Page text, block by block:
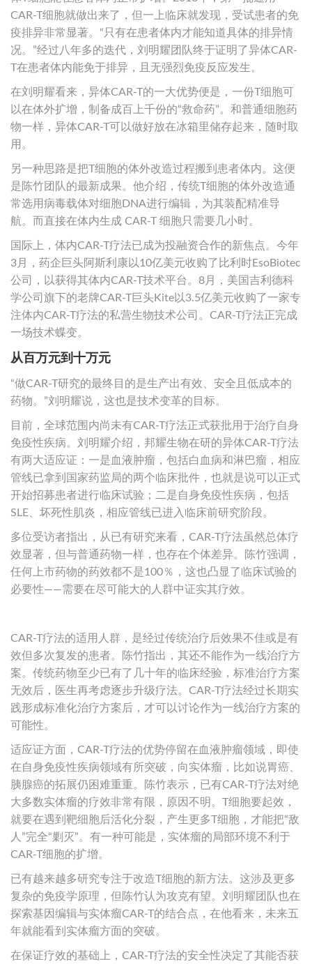
CAR-T细胞就做出来了，但一上临床就发现，受试患者的免
疫排异非常显著。“只有在患者体内才能知道具体的排异情
况。”经过八年多的迭代，刘明耀团队终于证明了异体CAR-
T在患者体内能免于排异，且无强烈免疫反应发生。
在刘明耀看来，异体CAR-T的一大优势便是，一份T细胞可
以在体外扩增，制备成百上千份的“救命药”。和普通细胞药
物一样，异体CAR-T可以做好放在冰箱里储存起来，随时取
用。
另一种思路是把T细胞的体外改造过程搬到患者体内。这便
是陈竹团队的最新成果。他介绍，传统T细胞的体外改造通
常选用病毒载体对细胞DNA进行编辑，为其装配精准导
航。而直接在体内生成 CAR-T 细胞只需要几小时。
国际上，体内CAR-T疗法已成为投融资合作的新焦点。今年
3月，药企巨头阿斯利康以10亿美元收购了比利时EsoBiotec
公司，以获得其体内CAR-T技术平台。8月，美国吉利德科
学公司旗下的老牌CAR-T巨头Kite以3.5亿美元收购了一家专
注体内CAR-T疗法的私营生物技术公司。CAR-T疗法正完成
一场技术蝶变。
从百万元到十万元
“做CAR-T研究的最终目的是生产出有效、安全且低成本的
药物。”刘明耀说，这也是技术变革的目标。
目前，全球范围内尚未有CAR-T疗法正式获批用于治疗自身
免疫性疾病。刘明耀介绍，邦耀生物在研的异体CAR-T疗法
有两大适应证：一是血液肿瘤，包括白血病和淋巴瘤，相应
管线已拿到国家药监局的两个临床批件，也就是说可以正式
开始招募患者进行临床试验；二是自身免疫性疾病，包括
SLE、坏死性肌炎，相应管线已进入临床前研究阶段。
多位受访者指出，从已有研究来看，CAR-T疗法虽然总体疗
效显著，但与普通药物一样，也存在个体差异。陈竹强调，
任何上市药物的药效都不是100％，这也凸显了临床试验的
必要性——需要在尽可能大的人群中证实其疗效。
CAR-T疗法的适用人群，是经过传统治疗后效果不佳或是有
效但多次复发的患者。陈竹指出，其还不能作为一线治疗方
案。传统药物至少已有了几十年的临床经验，标准治疗方案
无效后，医生再考虑逐步升级疗法。CAR-T疗法经过长期实
践形成标准化治疗方案后，才可以讨论作为一线治疗方案的
可能性。
适应证方面，CAR-T疗法的优势停留在血液肿瘤领域，即使
在自身免疫性疾病领域有所突破，向实体瘤，比如说胃癌、
胰腺癌的拓展仍困难重重。陈竹表示，已有CAR-T疗法对绝
大多数实体瘤的疗效非常有限，原因不明。T细胞要起效，
就要在遇到靶细胞后活化分裂，产生更多T细胞，才能把“敌
人”完全“剿灭”。有一种可能是，实体瘤的局部环境不利于
CAR-T细胞的扩增。
已有越来越多研究专注于改造T细胞的新方法。这涉及更多
复杂的免疫学原理，但陈竹认为攻克有望。刘明耀团队也在
探索基因编辑与实体瘤CAR-T的结合点，在他看来，未来五
年就能看到实体瘤方面的突破。
在保证疗效的基础上，CAR-T疗法的安全性决定了其能否获